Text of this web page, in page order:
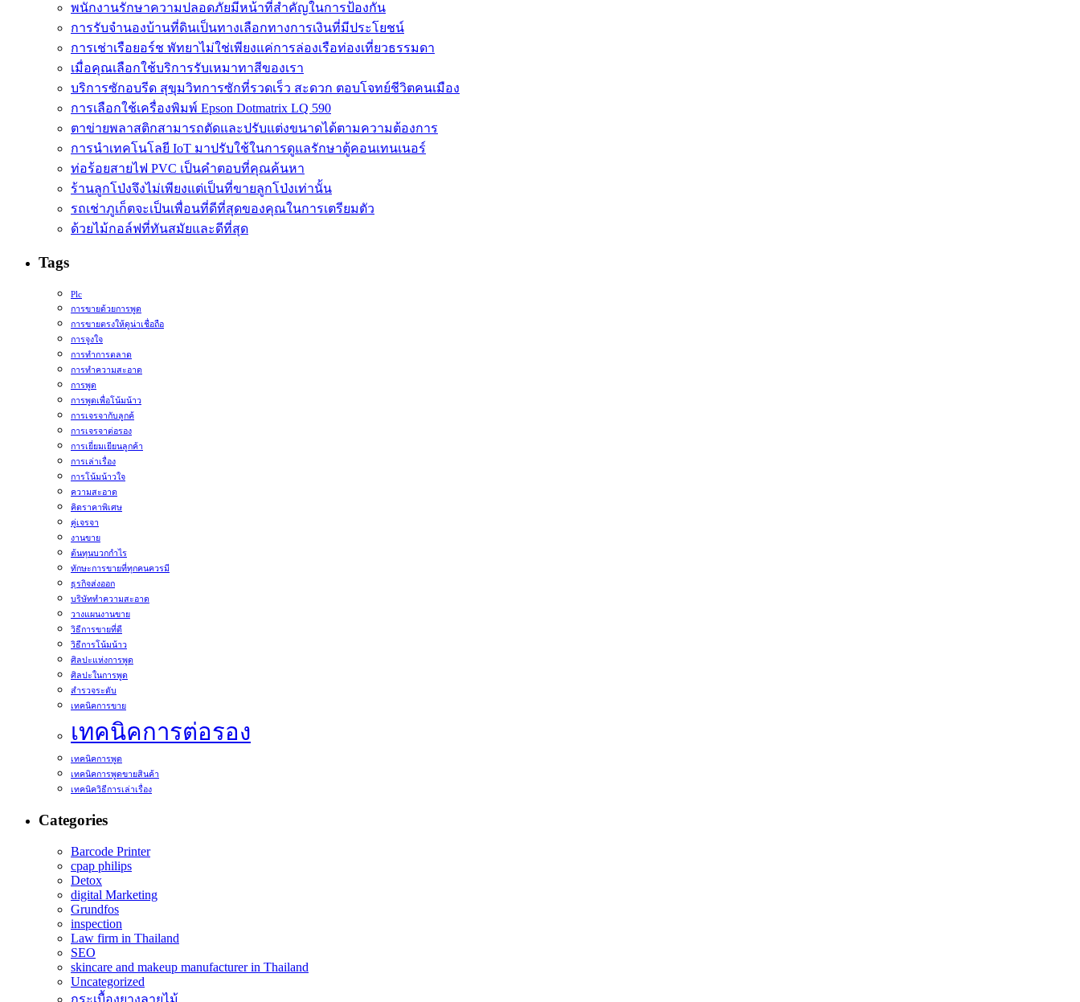
พนักงานรักษาความปลอดภัยมีหน้าที่สำคัญในการป้องกัน
การรับจำนองบ้านที่ดินเป็นทางเลือกทางการเงินที่มีประโยชน์
การเช่าเรือยอร์ช พัทยาไม่ใช่เพียงแค่การล่องเรือท่องเที่ยวธรรมดา
เมื่อคุณเลือกใช้บริการรับเหมาทาสีของเรา
บริการซักอบรีด สุขุมวิทการซักที่รวดเร็ว สะดวก ตอบโจทย์ชีวิตคนเมือง
การเลือกใช้เครื่องพิมพ์ Epson Dotmatrix LQ 590
ตาข่ายพลาสติกสามารถตัดและปรับแต่งขนาดได้ตามความต้องการ
การนำเทคโนโลยี IoT มาปรับใช้ในการดูแลรักษาตู้คอนเทนเนอร์
ท่อร้อยสายไฟ PVC เป็นคำตอบที่คุณค้นหา
ร้านลูกโป่งจึงไม่เพียงแต่เป็นที่ขายลูกโป่งเท่านั้น
รถเช่าภูเก็ตจะเป็นเพื่อนที่ดีที่สุดของคุณในการเตรียมตัว
ด้วยไม้กอล์ฟที่ทันสมัยและดีที่สุด
Tags
Plc
การขายด้วยการพูด
การขายตรงให้ดูน่าเชื่อถือ
การจูงใจ
การทำการตลาด
การทำความสะอาด
การพูด
การพูดเพื่อโน้มน้าว
การเจรจากับลูกค้
การเจรจาต่อรอง
การเยี่ยมเยียนลูกค้า
การเล่าเรื่อง
การโน้มน้าวใจ
ความสะอาด
คิดราคาพิเศษ
คู่เจรจา
งานขาย
ต้นทุนบวกกำไร
ทักษะการขายที่ทุกคนควรมี
ธุรกิจส่งออก
บริษัททำความสะอาด
วางแผนงานขาย
วิธีการขายที่ดี
วิธีการโน้มน้าว
ศิลปะแห่งการพูด
ศิลปะในการพูด
สำรวจระดับ
เทคนิคการขาย
เทคนิคการต่อรอง
เทคนิคการพูด
เทคนิคการพูดขายสินค้า
เทคนิควิธีการเล่าเรื่อง
Categories
Barcode Printer
cpap philips
Detox
digital Marketing
Grundfos
inspection
Law firm in Thailand
SEO
skincare and makeup manufacturer in Thailand
Uncategorized
กระเบื้องยางลายไม้